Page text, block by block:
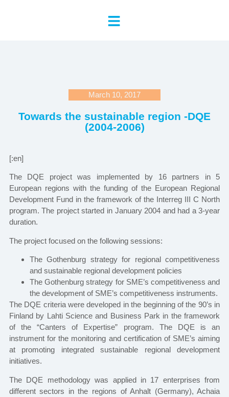
March 10, 2017
Towards the sustainable region -DQE
(2004-2006)
[:en]
The DQE project was implemented by 16 partners in 5
European regions with the funding of the European Regional
Development Fund in the framework of the Interreg III C North
program. The project started in January 2004 and had a 3-year
duration.
The project focused on the following sessions:
The Gothenburg strategy for regional competitiveness
and sustainable regional development policies
The Gothenburg strategy for SME’s competitiveness and
the development of SME’s competitiveness instruments.
The DQE criteria were developed in the beginning of the 90’s in
Finland by Lahti Science and Business Park in the framework
of the “Canters of Expertise” program. The DQE is an
instrument for the monitoring and certification of SME’s aiming
at promoting integrated sustainable regional development
initiatives.
The DQE methodology was applied in 17 enterprises from
different sectors in the regions of Anhalt (Germany), Achaia